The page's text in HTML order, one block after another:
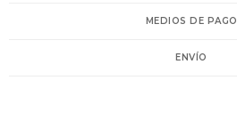
MEDIOS DE PAGO
ENVÍO